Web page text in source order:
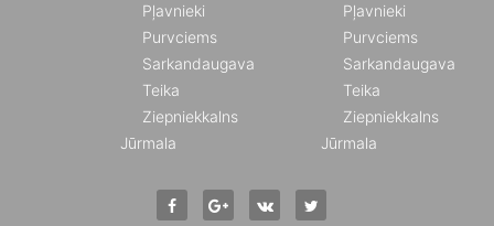
Pļavnieki
Purvciems
Sarkandaugava
Teika
Ziepniekkalns
Jūrmala
Pļavnieki
Purvciems
Sarkandaugava
Teika
Ziepniekkalns
Jūrmala